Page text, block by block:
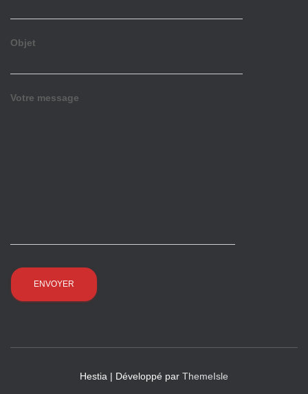
Objet
Votre message
Hestia | Développé par ThemeIsle